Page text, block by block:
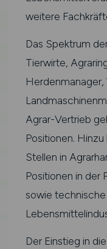
weitere
Das Spektrum
Tierwirte,
Agrar-Vertrieb
Positionen.
Stellen in
Positionen in der
sowie
Der Einstieg in